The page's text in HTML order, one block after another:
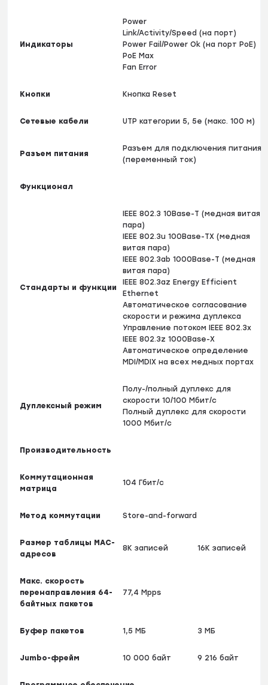
Индикаторы
Power
Link/Activity/Speed (на порт)
Power Fail/Power Ok (на порт PoE)
PoE Max
Fan Error
Кнопки Кнопка Reset
Сетевые кабели UTP категории 5, 5e (макс. 100 м)
Разъем питания
Разъем для подключения питания
(переменный ток)
Функционал
Стандарты и функции
IEEE 802.3 10Base-T (медная витая
пара)
IEEE 802.3u 100Base-TX (медная
витая пара)
IEEE 802.3ab 1000Base-T (медная
витая пара)
IEEE 802.3az Energy Efficient
Ethernet
Автоматическое согласование
скорости и режима дуплекса
Управление потоком IEEE 802.3x
IEEE 802.3z 1000Base-X
Автоматическое определение
MDI/MDIX на всех медных портах
Дуплексный режим
Полу-/полный дуплекс для
скорости 10/100 Мбит/с
Полный дуплекс для скорости
1000 Мбит/с
Производительность
Коммутационная
матрица
104 Гбит/с
Метод коммутации Store-and-forward
Размер таблицы МАС-
адресов
8K записей 16K записей
Макс. скорость
перенаправления 64-
байтных пакетов
77,4 Mpps
Буфер пакетов 1,5 МБ 3 МБ
Jumbo-фрейм 10 000 байт 9 216 байт